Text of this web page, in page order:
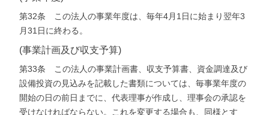
第32条 この法人の事業年度は、毎年4月1日に始まり翌年3
月31日に終わる。
(事業計画及び収支予算)
第33条 この法人の事業計画書、収支予算書、資金調達及び
設備投資の見込みを記載した書類については、毎事業年度の
開始の日の前日までに、代表理事が作成し、理事会の承認を
受けなければならない。これを変更する場合も、同様とす